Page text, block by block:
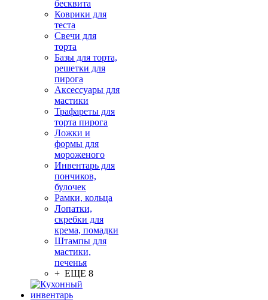
бесквита
Коврики для
теста
Свечи для
торта
Базы для торта,
решетки для
пирога
Аксессуары для
мастики
Трафареты для
торта пирога
Ложки и
формы для
мороженого
Инвентарь для
пончиков,
булочек
Рамки, кольца
Лопатки,
скребки для
крема, помадки
Штампы для
мастики,
печенья
+ ЕЩЕ 8